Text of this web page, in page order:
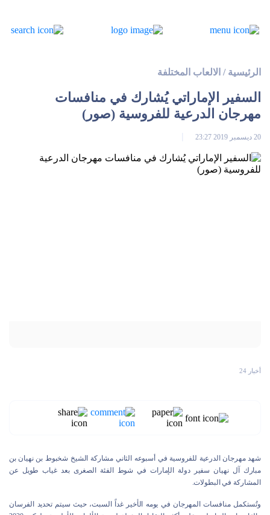
الرئيسية / الالعاب المختلفة
السفير الإماراتي يُشارك في منافسات
مهرجان الدرعية للفروسية (صور)
20 ديسمبر 2019 23:27
أخبار 24
شهد مهرجان الدرعية للفروسية في أسبوعه الثاني مشاركة الشيخ شخبوط بن نهيان بن
مبارك آل نهيان سفير دولة الإمارات في شوط الفئة الصغرى بعد غياب طويل عن
المشاركة في البطولات.
وتُستكمل منافسات المهرجان في يومه الأخير غداً السبت، حيث سيتم تحديد الفرسان